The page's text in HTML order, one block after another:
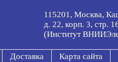
115201, Москва,
д. 22, корп. 3, стр.
(Институт
Доставка Карта сайта